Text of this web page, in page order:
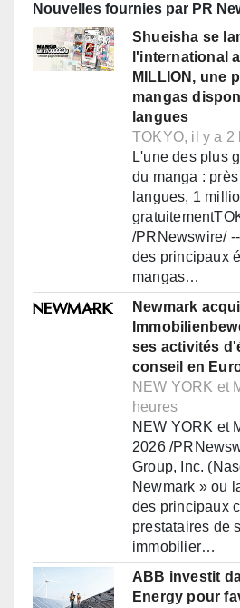
Nouvelles fournies par PR
Shueisha se
l'international
MILLION, une
mangas
langues
TOKYO, il y a 2
L'une des plus
du manga :
langues, 1
/PRNewswire/
des principaux
mangas…
Newmark
ses activités
conseil en
NEW YORK et
heures
NEW YORK et
2026 /
Group, Inc.
Newmark » ou
des principaux
prestataires de
immobilier…
ABB investit
Energy pour